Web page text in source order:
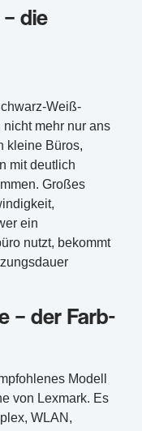
die
Weiß-
mehr nur ans
kleine Büros,
mit deutlich
Großes
ein
nutzt, bekommt
– der Farb-
Modell
von Lexmark. Es
WLAN,